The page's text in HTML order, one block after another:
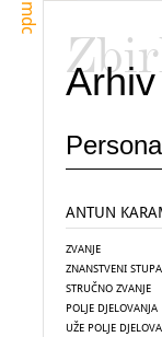
mdc
Arhiv
ANTUN
ZVANJE
ZNANSTVENI
STRUČNO ZVANJE
POLJE DJELOVANJA
UŽE POLJE